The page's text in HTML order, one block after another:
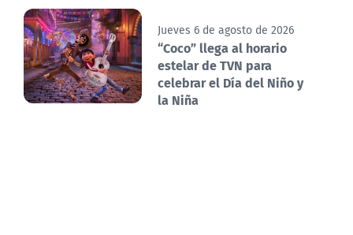
Jueves 6 de agosto de 2026
“Coco” llega al horario
estelar de TVN para
celebrar el Día del Niño y
la Niña